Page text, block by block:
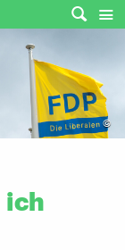
©
ich